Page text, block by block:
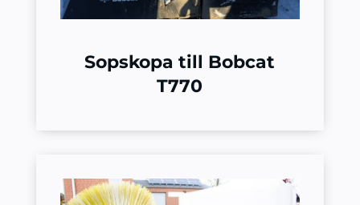
Sopskopa till Bobcat
T770